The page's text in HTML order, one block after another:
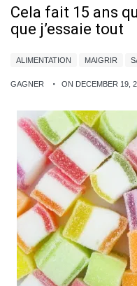
Cela fait 15 ans
que j’essaie tout
ALIMENTATION MAIGRIR
GAGNER ON DECEMBER 19,